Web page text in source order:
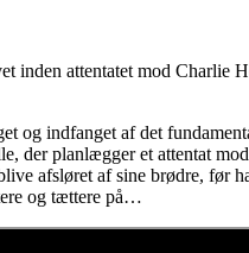
attentatet mod Charlie
og indfanget af det
der planlægger et attentat
afsløret af sine brødre,
og tættere på…